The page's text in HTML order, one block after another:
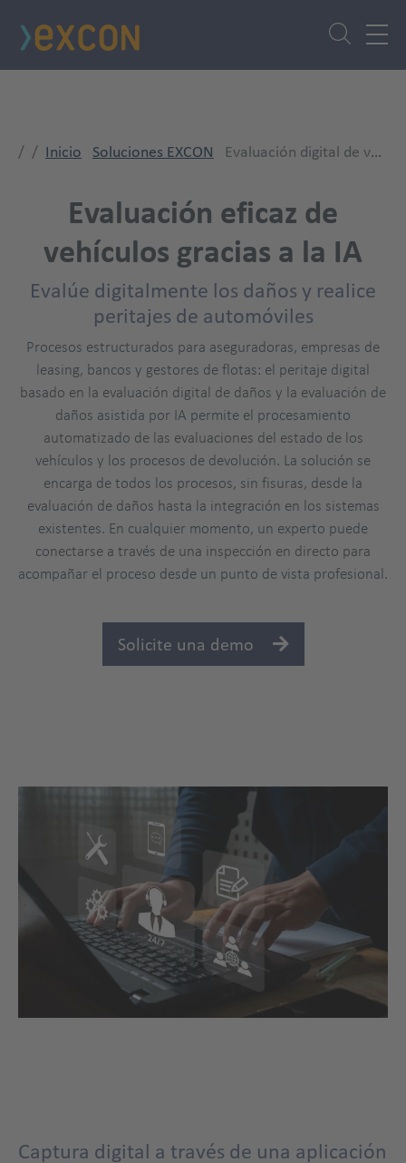
Inicio Soluciones EXCON Evaluación digital de vehículos
Evaluación eficaz de
vehículos gracias a la IA
Evalúe digitalmente los daños y realice
peritajes de automóviles
Procesos estructurados para aseguradoras, empresas de
leasing, bancos y gestores de flotas: el peritaje digital
basado en la evaluación digital de daños y la evaluación de
daños asistida por IA permite el procesamiento
automatizado de las evaluaciones del estado de los
vehículos y los procesos de devolución. La solución se
encarga de todos los procesos, sin fisuras, desde la
evaluación de daños hasta la integración en los sistemas
existentes. En cualquier momento, un experto puede
conectarse a través de una inspección en directo para
acompañar el proceso desde un punto de vista profesional.
Solicite una demo
Captura digital a través de una aplicación